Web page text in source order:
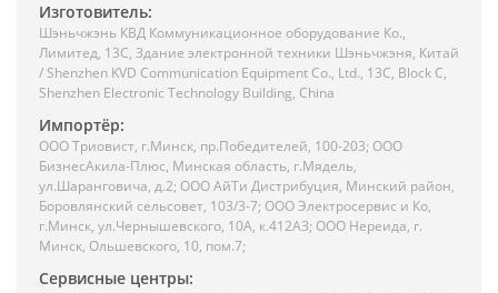
Изготовитель:
Шэньчжэнь КВД Коммуникационное оборудование Ко.,
Лимитед, 13C, Здание электронной техники Шэньчжэня, Китай
/ Shenzhen KVD Communication Equipment Co., Ltd., 13C, Block C,
Shenzhen Electronic Technology Building, China
Импортёр:
ООО Триовист, г.Минск, пр.Победителей, 100-203; ООО
БизнесАкила-Плюс, Минская область, г.Мядель,
ул.Шаранговича, д.2; ООО АйТи Дистрибуция, Минский район,
Боровлянский сельсовет, 103/3-7; ООО Электросервис и Ко,
г.Минск, ул.Чернышевского, 10А, к.412АЗ; ООО Нереида, г.
Минск, Ольшевского, 10, пом.7;
Сервисные центры: